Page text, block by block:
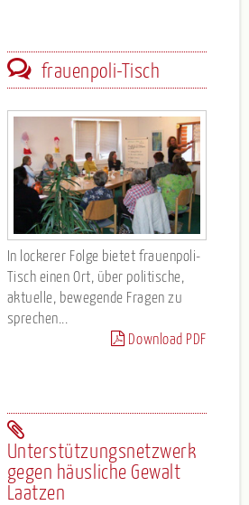
frauenpoli-Tisch
In lockerer Folge bietet frauenpoli-
Tisch einen Ort, über politische,
aktuelle, bewegende Fragen zu
sprechen...
Download PDF
Unterstützungsnetzwerk
gegen häusliche Gewalt
Laatzen